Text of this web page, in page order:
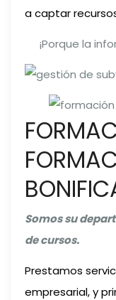
a captar
¡Porque la
Somos su
de cursos.
Prestamos
empresarial, y